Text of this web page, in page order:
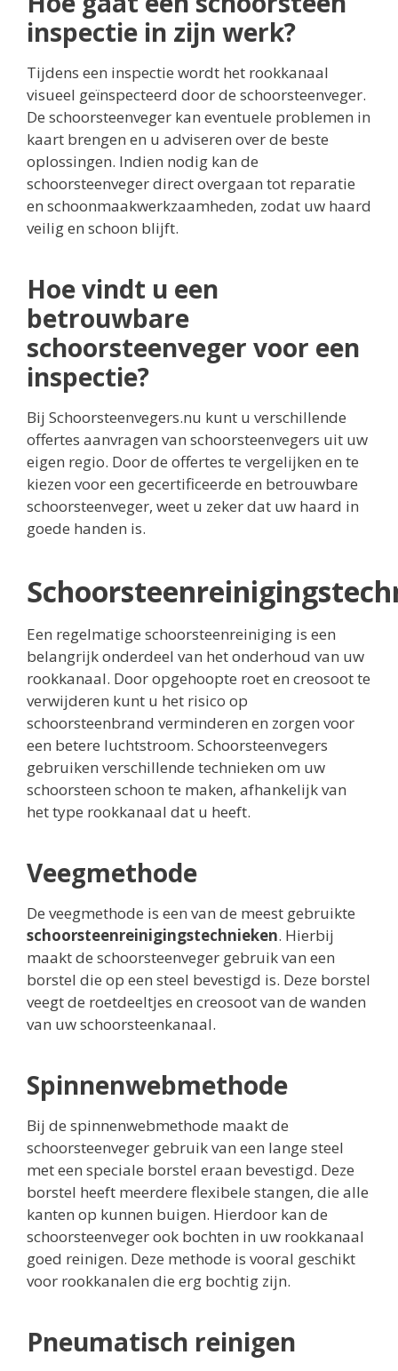
inspectie in zijn werk?
Tijdens een inspectie wordt het rookkanaal
visueel geïnspecteerd door de schoorsteenveger.
De schoorsteenveger kan eventuele problemen in
kaart brengen en u adviseren over de beste
oplossingen. Indien nodig kan de
schoorsteenveger direct overgaan tot reparatie
en schoonmaakwerkzaamheden, zodat uw haard
veilig en schoon blijft.
Hoe vindt u een
betrouwbare
schoorsteenveger voor een
inspectie?
Bij Schoorsteenvegers.nu kunt u verschillende
offertes aanvragen van schoorsteenvegers uit uw
eigen regio. Door de offertes te vergelijken en te
kiezen voor een gecertificeerde en betrouwbare
schoorsteenveger, weet u zeker dat uw haard in
goede handen is.
Een regelmatige schoorsteenreiniging is een
belangrijk onderdeel van het onderhoud van uw
rookkanaal. Door opgehoopte roet en creosoot te
verwijderen kunt u het risico op
schoorsteenbrand verminderen en zorgen voor
een betere luchtstroom. Schoorsteenvegers
gebruiken verschillende technieken om uw
schoorsteen schoon te maken, afhankelijk van
het type rookkanaal dat u heeft.
Veegmethode
De veegmethode is een van de meest gebruikte
schoorsteenreinigingstechnieken. Hierbij
maakt de schoorsteenveger gebruik van een
borstel die op een steel bevestigd is. Deze borstel
veegt de roetdeeltjes en creosoot van de wanden
van uw schoorsteenkanaal.
Spinnenwebmethode
Bij de spinnenwebmethode maakt de
schoorsteenveger gebruik van een lange steel
met een speciale borstel eraan bevestigd. Deze
borstel heeft meerdere flexibele stangen, die alle
kanten op kunnen buigen. Hierdoor kan de
schoorsteenveger ook bochten in uw rookkanaal
goed reinigen. Deze methode is vooral geschikt
voor rookkanalen die erg bochtig zijn.
Pneumatisch reinigen